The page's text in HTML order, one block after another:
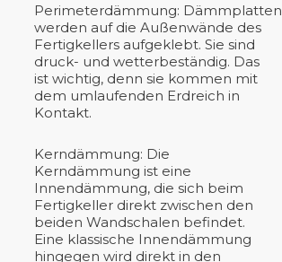
Perimeterdämmung: Dämmplatten
werden auf die Außenwände des
Fertigkellers aufgeklebt. Sie sind
druck- und wetterbeständig. Das
ist wichtig, denn sie kommen mit
dem umlaufenden Erdreich in
Kontakt.
Kerndämmung: Die
Kerndämmung ist eine
Innendämmung, die sich beim
Fertigkeller direkt zwischen den
beiden Wandschalen befindet.
Eine klassische Innendämmung
hingegen wird direkt in den